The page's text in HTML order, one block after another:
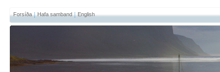
Forsíða Hafa samband English